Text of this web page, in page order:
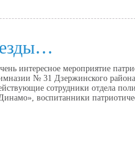
интересное мероприятие
№ 31 Дзержинского района
сотрудники отдела
воспитанники